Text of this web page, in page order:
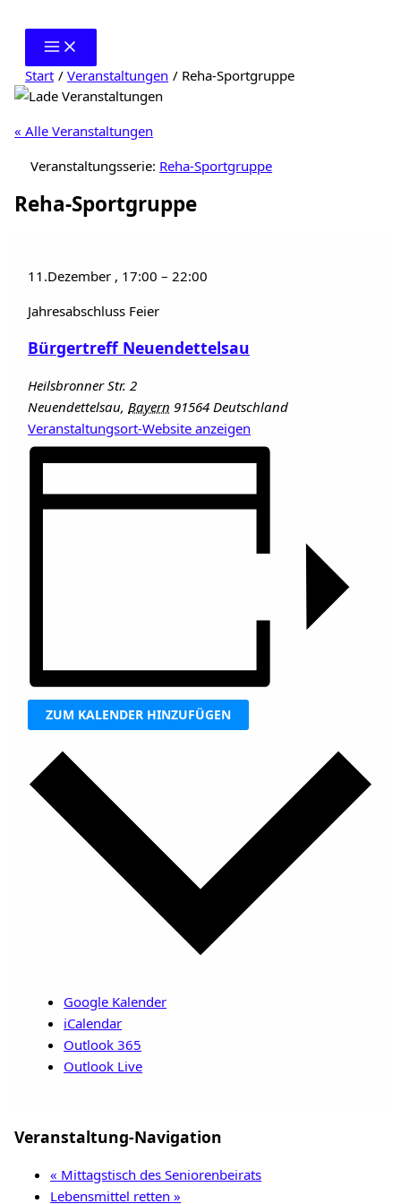
springen
Start
Veranstaltungen Reha-Sportgruppe
« Alle Veranstaltungen
Veranstaltungsserie: Reha-Sportgruppe
Reha-Sportgruppe
11.Dezember , 17:00– 22:00
Jahresabschluss Feier
Bürgertreff Neuendettelsau
Heilsbronner Str. 2
Neuendettelsau, Bayern 91564 Deutschland
Veranstaltungsort-Website anzeigen
ZUM KALENDER HINZUFÜGEN
Google Kalender
iCalendar
Outlook 365
Outlook Live
Veranstaltung-Navigation
« Mittagstisch des Seniorenbeirats
Lebensmittel retten»